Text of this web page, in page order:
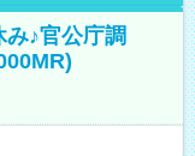
み♪官公庁調